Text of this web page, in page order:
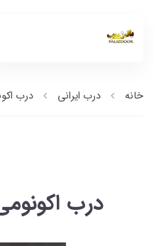
خانه درب ایرانی درب
درب